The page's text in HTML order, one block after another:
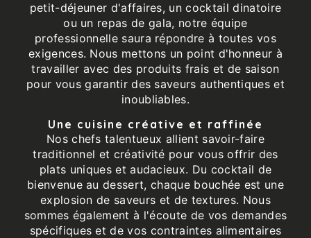
petit-déjeuner d'affaires, un cocktail dinatoire
ou un repas de gala, notre équipe
professionnelle saura répondre à toutes vos
exigences. Nous mettons un point d'honneur à
travailler avec des produits frais et de saison
pour vous garantir des saveurs authentiques et
inoubliables.
Une cuisine créative et raffinée
Nos chefs talentueux allient savoir-faire
traditionnel et créativité pour vous offrir des
plats uniques et audacieux. Du cocktail de
bienvenue au dessert, chaque bouchée est une
explosion de saveurs et de textures. Nous
sommes également à l'écoute de vos demandes
spécifiques et de vos contraintes alimentaires